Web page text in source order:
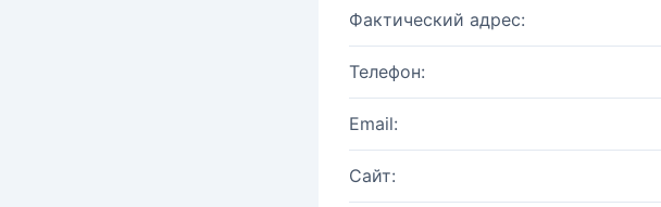
Фактический адрес:
Телефон:
Email:
Сайт: